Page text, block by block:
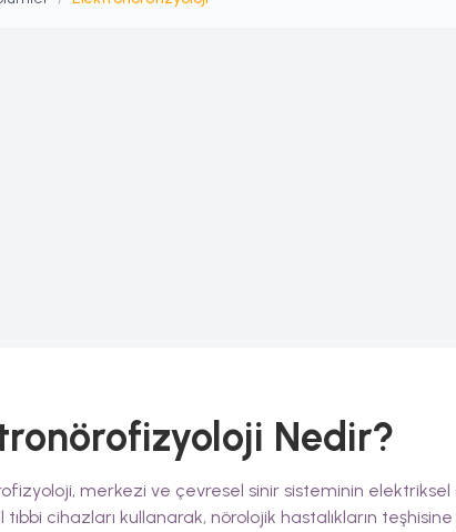
Nedir?
merkezi ve çevresel sinir sisteminin elektriksel
cihazları kullanarak, nörolojik hastalıkların